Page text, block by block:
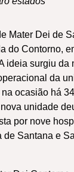
Mater Dei de
do Contorno,
ideia surgiu da
da
ocasião há
unidade
por nove
de Santana e